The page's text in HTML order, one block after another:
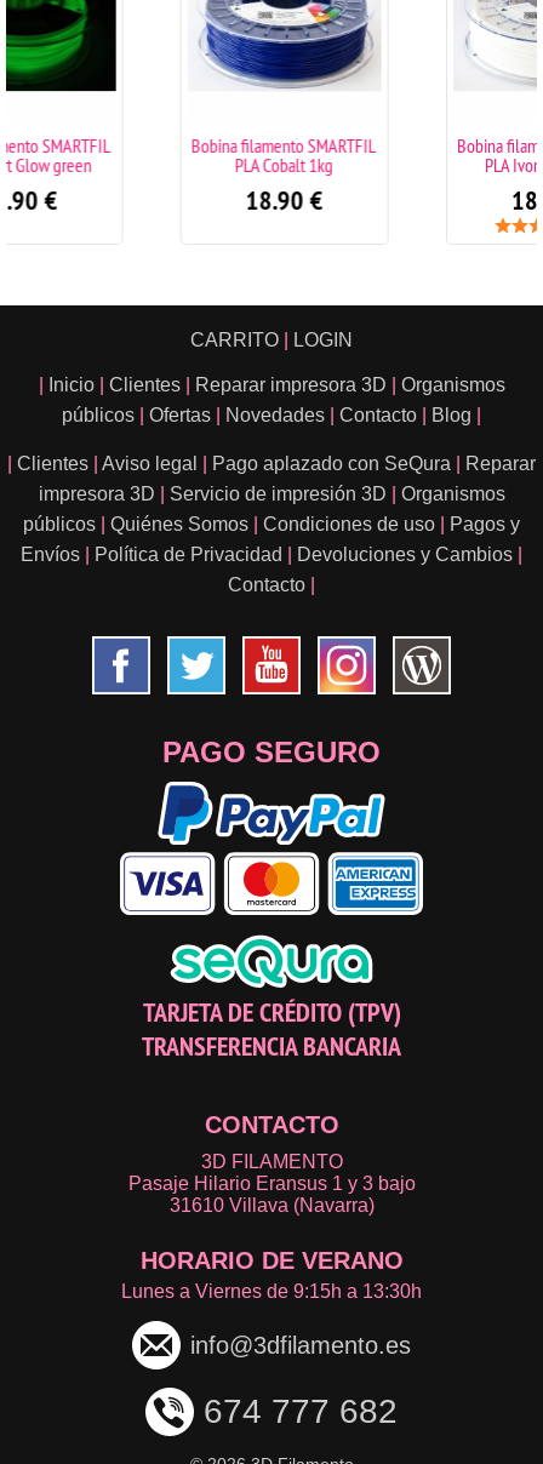
Bobina filamento SMARTFIL
Bobina filamento SMARTFIL
PLA Ivory White 1kg
CARRITO LOGIN
Inicio Clientes Reparar impresora 3D
Organismos
públicos
Ofertas Novedades Contacto Blog
Clientes Aviso legal Pago aplazado con SeQura
Reparar
impresora 3D
Servicio de impresión 3D
Organismos
públicos
Quiénes Somos Condiciones de uso
Pagos y
Envíos
Política de Privacidad Devoluciones y Cambios
Contacto
PAGO SEGURO
TARJETA DE CRÉDITO (TPV)
TRANSFERENCIA BANCARIA
CONTACTO
3D FILAMENTO
Pasaje Hilario Eransus 1 y 3 bajo
31610 Villava (Navarra)
HORARIO DE VERANO
Lunes a Viernes de 9:15h a 13:30h
info@3dfilamento.es
674 777 682